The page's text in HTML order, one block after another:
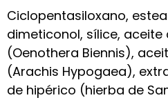
Ciclopentasiloxano,
dimeticonol, sílice, aceite
(Oenothera Biennis),
(Arachis Hypogaea),
de hipérico (hierba de